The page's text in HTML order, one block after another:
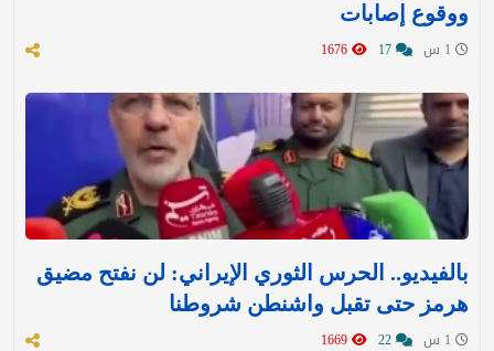
ووقوع إصابات
بالفيديو.. الحرس الثوري الإيراني: لن نفتح مضيق
هرمز حتى تقبل واشنطن شروطنا